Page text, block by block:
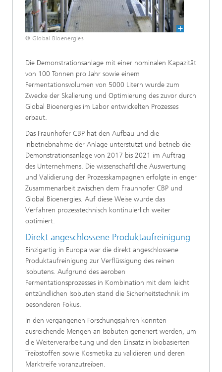
© Global Bioenergies
Die Demonstrationsanlage mit einer nominalen Kapazität
von 100 Tonnen pro Jahr sowie einem
Fermentationsvolumen von 5000 Litern wurde zum
Zwecke der Skalierung und Optimierung des zuvor durch
Global Bioenergies im Labor entwickelten Prozesses
erbaut.
Das Fraunhofer CBP hat den Aufbau und die
Inbetriebnahme der Anlage unterstützt und betrieb die
Demonstrationsanlage von 2017 bis 2021 im Auftrag
des Unternehmens. Die wissenschaftliche Auswertung
und Validierung der Prozesskampagnen erfolgte in enger
Zusammenarbeit zwischen dem Fraunhofer CBP und
Global Bioenergies. Auf diese Weise wurde das
Verfahren prozesstechnisch kontinuierlich weiter
optimiert.
Direkt angeschlossene Produktaufreinigung
Einzigartig in Europa war die direkt angeschlossene
Produktaufreinigung zur Verflüssigung des reinen
Isobutens. Aufgrund des aeroben
Fermentationsprozesses in Kombination mit dem leicht
entzündlichen Isobuten stand die Sicherheitstechnik im
besonderen Fokus.
In den vergangenen Forschungsjahren konnten
ausreichende Mengen an Isobuten generiert werden, um
die Weiterverarbeitung und den Einsatz in biobasierten
Treibstoffen sowie Kosmetika zu validieren und deren
Marktreife voranzutreiben.